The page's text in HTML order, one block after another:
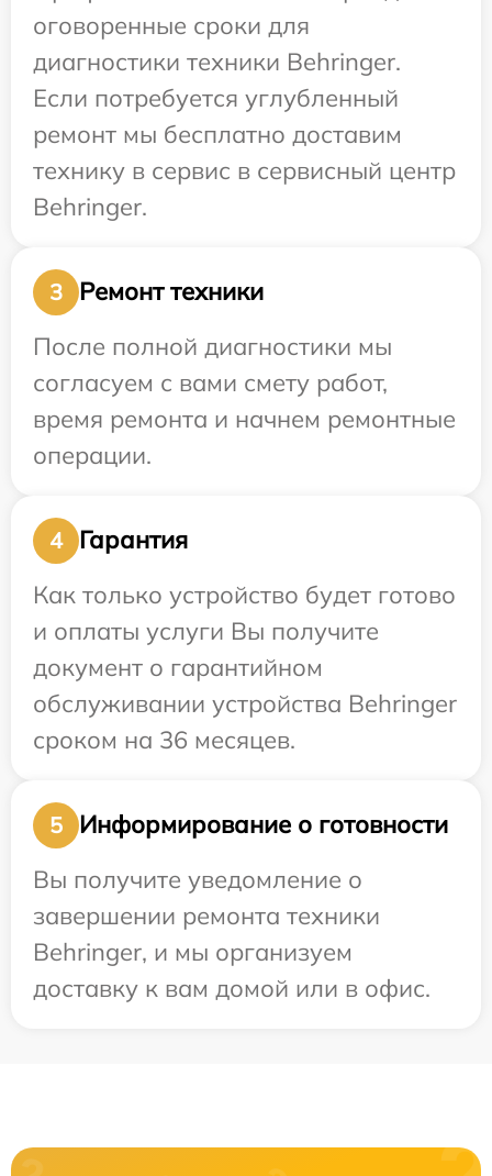
оговоренные сроки для
диагностики техники Behringer.
Если потребуется углубленный
ремонт мы бесплатно доставим
технику в сервис в сервисный центр
Behringer.
3
Ремонт техники
После полной диагностики мы
согласуем с вами смету работ,
время ремонта и начнем ремонтные
операции.
4
Гарантия
Как только устройство будет готово
и оплаты услуги Вы получите
документ о гарантийном
обслуживании устройства Behringer
сроком на 36 месяцев.
5
Информирование о готовности
Вы получите уведомление о
завершении ремонта техники
Behringer, и мы организуем
доставку к вам домой или в офис.